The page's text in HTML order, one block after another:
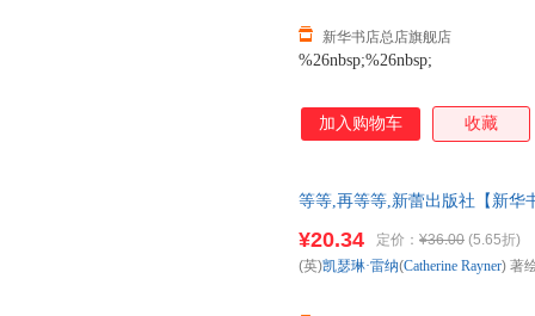
%26nbsp;%26nbsp;
新华书店总店旗舰店
加入购物车 收藏
等等,再等等,新蕾出版社【新华
¥20.34 定价： ¥36.00 (5.65折)
(英)凯瑟琳·雷纳(Catherine Rayner) 著